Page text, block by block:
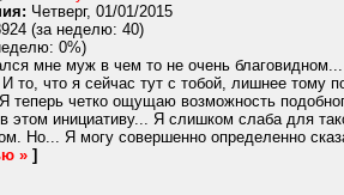
Четверг, 01/01/2015
(за неделю: 40)
0%)
мне муж в чем то не очень
что я сейчас тут с тобой, лишнее тому
теперь четко ощущаю возможность
этом инициативу... Я слишком слаба для
Но... Я могу совершенно определенно
» ]